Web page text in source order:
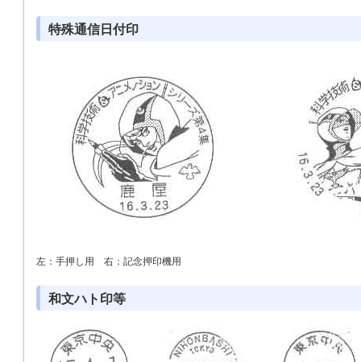
特殊通信日付印
左：手押し用 右：記念押印機用
和文ハト印等